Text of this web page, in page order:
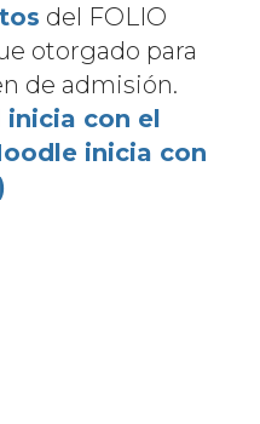
del FOLIO
otorgado para
de admisión.
con el
inicia con